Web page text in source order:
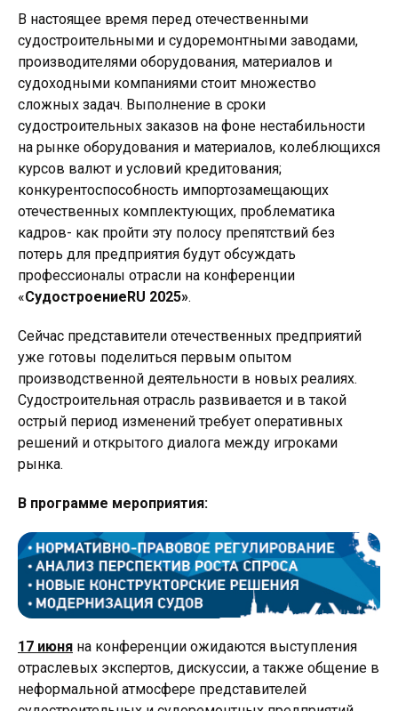
В настоящее время перед отечественными
судостроительными и судоремонтными заводами,
производителями оборудования, материалов и
судоходными компаниями стоит множество
сложных задач. Выполнение в сроки
судостроительных заказов на фоне нестабильности
на рынке оборудования и материалов, колеблющихся
курсов валют и условий кредитования;
конкурентоспособность импортозамещающих
отечественных комплектующих, проблематика
кадров- как пройти эту полосу препятствий без
потерь для предприятия будут обсуждать
профессионалы отрасли на конференции
«СудостроениеRU 2025».
Сейчас представители отечественных предприятий
уже готовы поделиться первым опытом
производственной деятельности в новых реалиях.
Судостроительная отрасль развивается и в такой
острый период изменений требует оперативных
решений и открытого диалога между игроками
рынка.
В программе мероприятия:
17 июня на конференции ожидаются выступления
отраслевых экспертов, дискуссии, а также общение в
неформальной атмосфере представителей